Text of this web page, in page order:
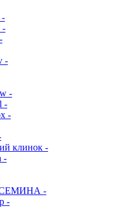
-
-
-
-
-
-
клинок -
-
СЕМИНА -
-